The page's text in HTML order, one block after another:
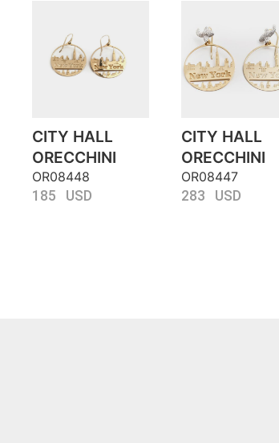
CITY HALL
ORECCHINI
OR08448
185 USD
CITY HALL
ORECCHINI
OR08447
283 USD